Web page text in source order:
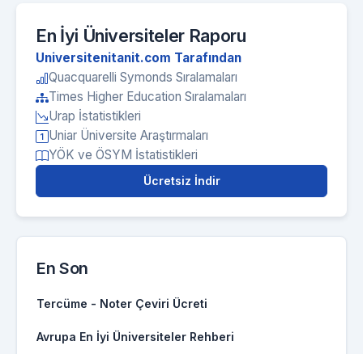
En İyi Üniversiteler Raporu
Universitenitanit.com Tarafından
Quacquarelli Symonds Sıralamaları
Times Higher Education Sıralamaları
Urap İstatistikleri
Uniar Üniversite Araştırmaları
YÖK ve ÖSYM İstatistikleri
Ücretsiz İndir
En Son
Tercüme - Noter Çeviri Ücreti
Avrupa En İyi Üniversiteler Rehberi